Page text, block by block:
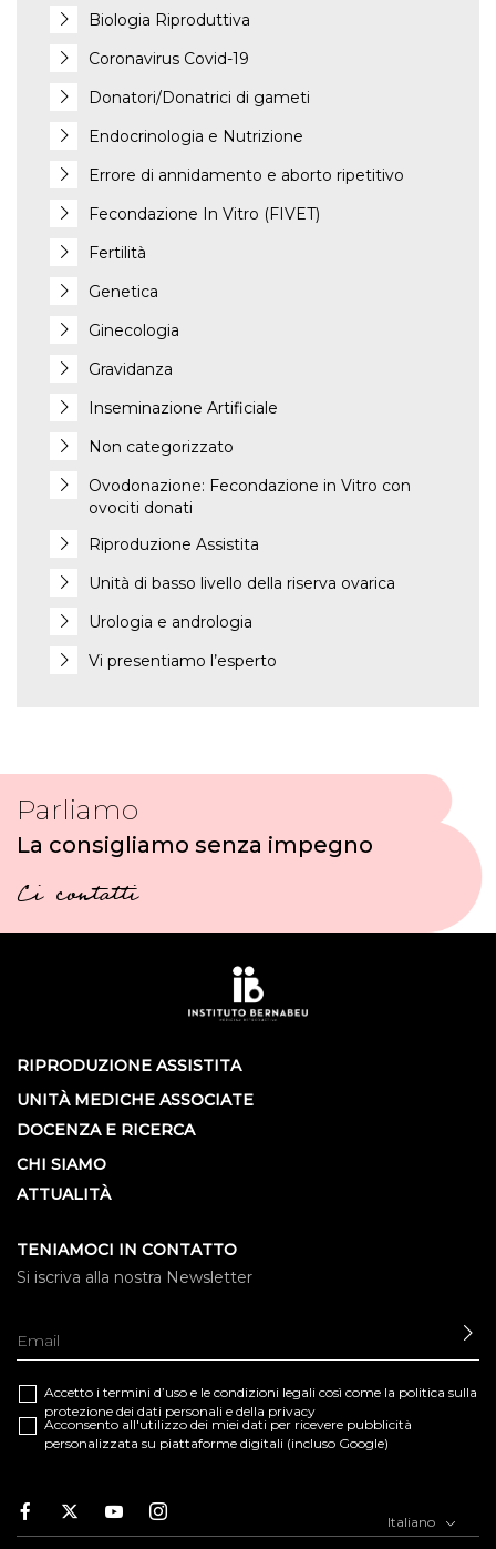
Biologia Riproduttiva
Coronavirus Covid-19
Donatori/Donatrici di gameti
Endocrinologia e Nutrizione
Errore di annidamento e aborto ripetitivo
Fecondazione In Vitro (FIVET)
Fertilità
Genetica
Ginecologia
Gravidanza
Inseminazione Artificiale
Non categorizzato
Ovodonazione: Fecondazione in Vitro con
ovociti donati
Riproduzione Assistita
Unità di basso livello della riserva ovarica
Urologia e andrologia
Vi presentiamo l’esperto
Parliamo
La consigliamo senza impegno
Ci contatti
RIPRODUZIONE ASSISTITA
UNITÀ MEDICHE ASSOCIATE
DOCENZA E RICERCA
CHI SIAMO
ATTUALITÀ
TENIAMOCI IN CONTATTO
Si iscriva alla nostra Newsletter
Accetto i termini d’uso e le condizioni legali così come la politica sulla
protezione dei dati personali e della privacy
Acconsento all'utilizzo dei miei dati per ricevere pubblicità
personalizzata su piattaforme digitali (incluso Google)
Facebook
TwitterYoutubeInstagram Italiano